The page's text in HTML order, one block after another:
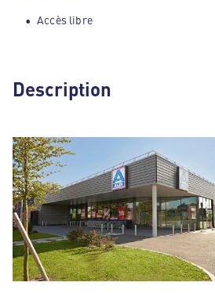
Accès libre
Description